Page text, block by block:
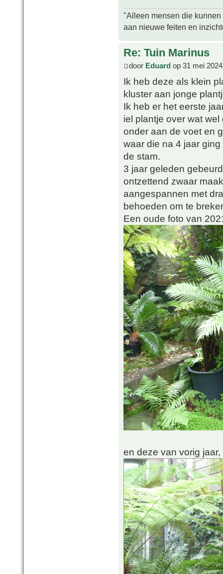
"Alleen mensen die
aan nieuwe feiten en
Re: Tuin Marinus
door Eduard op 31 mei
Ik heb deze als klein
kluster aan jonge
Ik heb er het eerste
iel plantje over wat
onder aan de voet en
waar die na 4 jaar
de stam.
3 jaar geleden
ontzettend zwaar
aangespannen met
behoeden om te
Een oude foto van
en deze van vorig jaar,